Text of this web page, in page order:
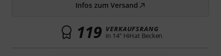
Infos zum Versand
119 VERKAUFSRANG
in 14" HiHat Becken